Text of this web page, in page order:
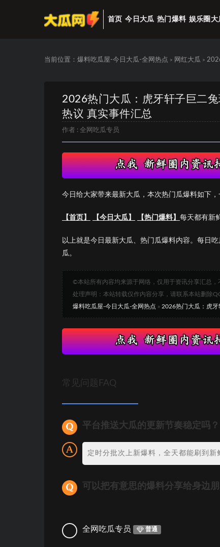
首页 今日大瓜 热门爆料 娱乐圈大
当前位置： 爆料吃瓜屋-今日大瓜-全网热点 > 网红大瓜 >
2026热门大瓜：虎牙轩子巨二
热议 真实事件汇总
作者 : 全网吃瓜专员
今日给大家带来最新大瓜，本次热门瓜爆料如下，
【首页】 【今日大瓜】 【热门爆料】 每天都有新
以上就是今日最新大瓜、热门瓜爆料内容。每日
瓜。
©本站所有内容均来源于网络，仅用于资讯分享汇总，
处理声明：本站转载仅作内容分享，请联系本站删除
爆料吃瓜屋-今日大瓜-全网热点 » 2026热门大瓜：虎牙
常见问题FAQ
平台推送大瓜的更新节奏稳定吗？
定时分批次上新爆料，全天都能刷到新
可以把有意思的爆料分享给身边
全网吃瓜专员 普通